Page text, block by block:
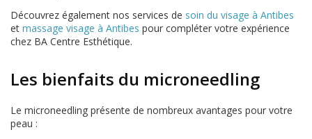
Découvrez également nos services de soin du visage à Antibes
et massage visage à Antibes pour compléter votre expérience
chez BA Centre Esthétique.
Les bienfaits du microneedling
Le microneedling présente de nombreux avantages pour votre
peau :